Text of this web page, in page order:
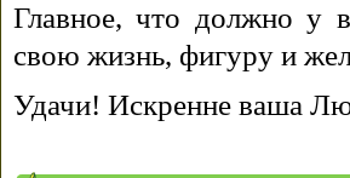
Главное, что должно у
свою жизнь, фигуру и
Удачи! Искренне ваша